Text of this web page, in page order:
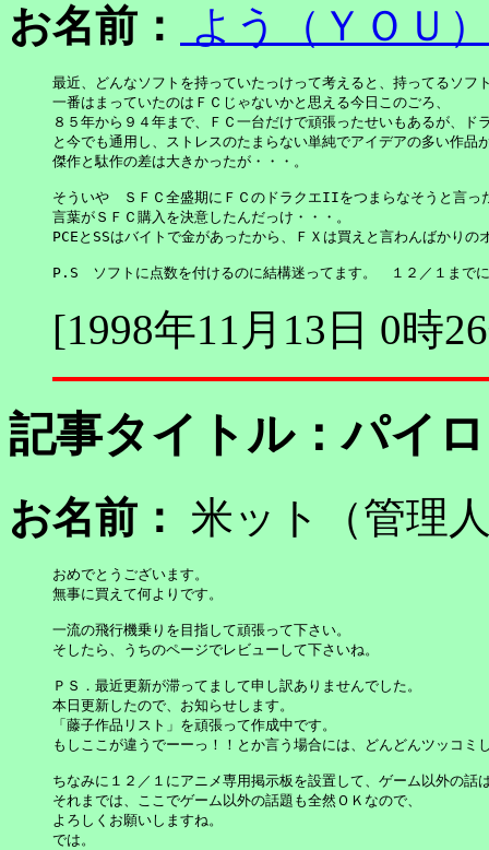
お名前： よう（ＹＯＵ
最近、どんなソフトを持っていたっけって考えると、持ってるソフ
一番はまっていたのはＦＣじゃないかと思える今日このごろ、
８５年から９４年まで、ＦＣ一台だけで頑張ったせいもあるが、
と今でも通用し、ストレスのたまらない単純でアイデアの多い作品
傑作と駄作の差は大きかったが・・・。
そういや　ＳＦＣ全盛期にＦＣのドラクエIIをつまらなそうと言
言葉がＳＦＣ購入を決意したんだっけ・・・。
PCEとSSはバイトで金があったから、ＦＸは買えと言わんばかり
P.S　ソフトに点数を付けるのに結構迷ってます。　１２／１まで
[1998年11月13日 0時
記事タイトル：パイ
お名前： 米ット（管
おめでとうございます。
無事に買えて何よりです。
一流の飛行機乗りを目指して頑張って下さい。
そしたら、うちのページでレビューして下さいね。
ＰＳ．最近更新が滞ってまして申し訳ありませんでした。
本日更新したので、お知らせします。
「藤子作品リスト」を頑張って作成中です。
もしここが違うでーーっ！！とか言う場合には、どんどんツッコミ
ちなみに１２／１にアニメ専用掲示板を設置して、ゲーム以外の話
それまでは、ここでゲーム以外の話題も全然ＯＫなので、
よろしくお願いしますね。
では。